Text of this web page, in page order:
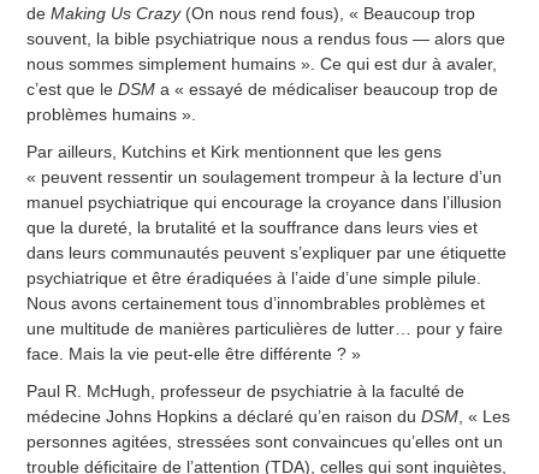
deMaking Us Crazy(On nous rend fous), « Beaucoup trop
souvent, la bible psychiatrique nous a rendus fous — alors que
nous sommes simplement humains ». Ce qui est dur à avaler,
c’est que leDSM a « essayé de médicaliser beaucoup trop de
problèmes humains ».
Par ailleurs, Kutchins et Kirk mentionnent que les gens
« peuvent ressentir un soulagement trompeur à la lecture d’un
manuel psychiatrique qui encourage la croyance dans l’illusion
que la dureté, la brutalité et la souffrance dans leurs vies et
dans leurs communautés peuvent s’expliquer par une étiquette
psychiatrique et être éradiquées à l’aide d’une simple pilule.
Nous avons certainement tous d’innombrables problèmes et
une multitude de manières particulières de lutter… pour y faire
face. Mais la vie peut-elle être différente ? »
Paul R. McHugh, professeur de psychiatrie à la faculté de
médecine Johns Hopkins a déclaré qu’en raison duDSM, « Les
personnes agitées, stressées sont convaincues qu’elles ont un
trouble déficitaire de l’attention (TDA), celles qui sont inquiètes,